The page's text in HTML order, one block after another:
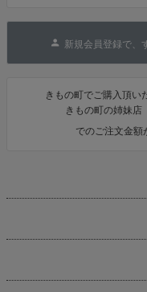
新規会員登録で、
きもの町でご購入頂い
きもの町の姉妹店
でのご注文金額